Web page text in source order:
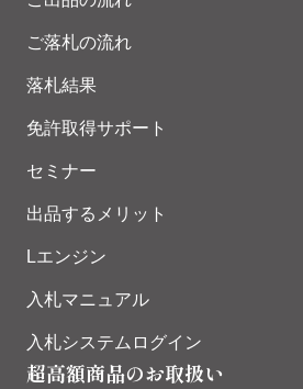
ご落札の流れ
落札結果
免許取得サポート
セミナー
出品するメリット
Lエンジン
入札マニュアル
入札システムログイン
超高額商品のお取扱い